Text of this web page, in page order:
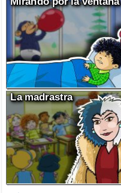
La madrastra